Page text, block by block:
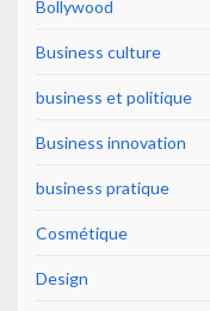
Bollywood
Business culture
business et politique
Business innovation
business pratique
Cosmétique
Design